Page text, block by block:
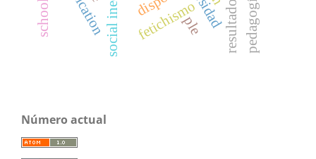
fetichismo
ple
Número actual